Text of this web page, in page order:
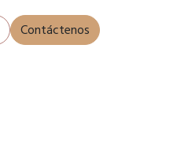
Contáctenos